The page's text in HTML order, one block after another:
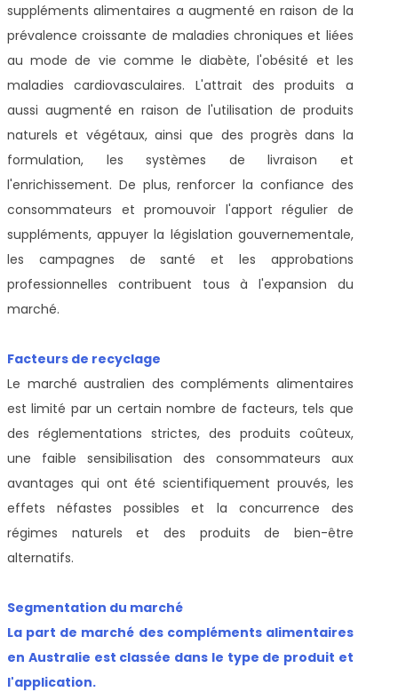
suppléments alimentaires a augmenté en raison de la
prévalence croissante de maladies chroniques et liées
au mode de vie comme le diabète, l'obésité et les
maladies cardiovasculaires. L'attrait des produits a
aussi augmenté en raison de l'utilisation de produits
naturels et végétaux, ainsi que des progrès dans la
formulation, les systèmes de livraison et
l'enrichissement. De plus, renforcer la confiance des
consommateurs et promouvoir l'apport régulier de
suppléments, appuyer la législation gouvernementale,
les campagnes de santé et les approbations
professionnelles contribuent tous à l'expansion du
marché.
Facteurs de recyclage
Le marché australien des compléments alimentaires
est limité par un certain nombre de facteurs, tels que
des réglementations strictes, des produits coûteux,
une faible sensibilisation des consommateurs aux
avantages qui ont été scientifiquement prouvés, les
effets néfastes possibles et la concurrence des
régimes naturels et des produits de bien-être
alternatifs.
Segmentation du marché
La part de marché des compléments alimentaires
en Australie est classée dans le type de produit et
l'application.